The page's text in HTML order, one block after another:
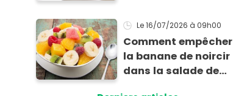
presser directement
le jus d’un citron
sans pépins dans
l’assiette !
Le 16/07/2026 à 09h00
Comment empêcher
la banane de noircir
dans la salade de